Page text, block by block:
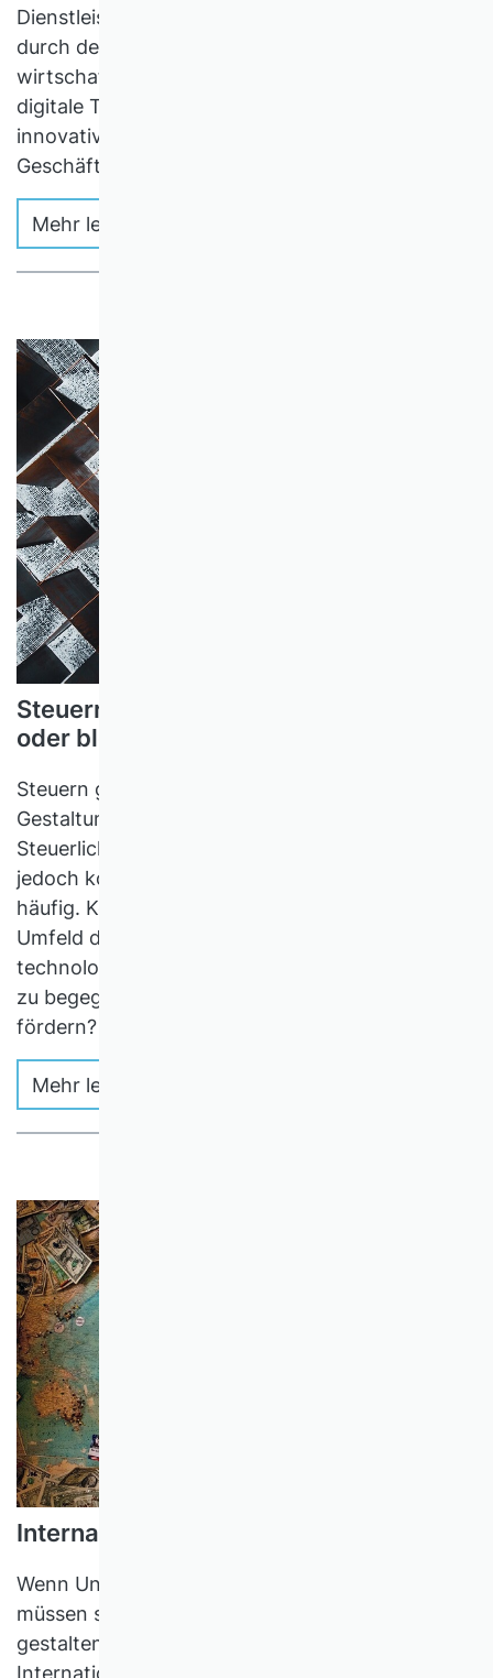
Dienstleistungs- und Lösungsanbietern gerade
durch den Einsatz digitaler Technologien
wirtschaftlich umsetzbar werden, und dass
digitale Technologien ganz neue Potenziale für
innovative dienstleistungsorientierte
Geschäftsmodelle schaffen.
Mehr lesen
Steuerreformen: Investitionsstimulus
oder bloß heiße Luft?
Steuern gelten als wichtiges Instrument zur
Gestaltung von Investitionsbedingungen.
Steuerliche Regulierung und Prozesse sind
jedoch komplex, oft unklar und ändern sich
häufig. Können Verlustrückträge in diesem
Umfeld die Investitionsbereitschaft steigern, um
technologischen Herausforderungen und Krisen
zu begegnen sowie Wachstum und Wohlstand zu
fördern?
Mehr lesen
Internationalisierungsprozesse
Wenn Unternehmen internationalisieren, so
müssen sie Prozesse der Internationalisierung
gestalten. Welche zentralen Ideen zum